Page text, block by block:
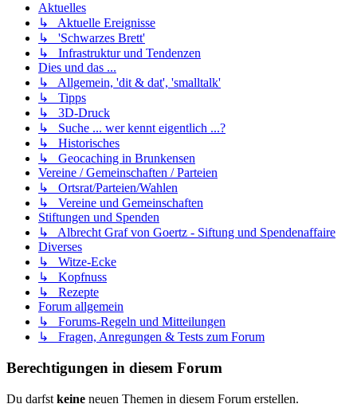
Aktuelles
↳ Aktuelle Ereignisse
↳ 'Schwarzes Brett'
↳ Infrastruktur und Tendenzen
Dies und das ...
↳ Allgemein, 'dit & dat', 'smalltalk'
↳ Tipps
↳ 3D-Druck
↳ Suche ... wer kennt eigentlich ...?
↳ Historisches
↳ Geocaching in Brunkensen
Vereine / Gemeinschaften / Parteien
↳ Ortsrat/Parteien/Wahlen
↳ Vereine und Gemeinschaften
Stiftungen und Spenden
↳ Albrecht Graf von Goertz - Siftung und Spendenaffaire
Diverses
↳ Witze-Ecke
↳ Kopfnuss
↳ Rezepte
Forum allgemein
↳ Forums-Regeln und Mitteilungen
↳ Fragen, Anregungen & Tests zum Forum
Berechtigungen in diesem Forum
Du darfst keine neuen Themen in diesem Forum erstellen.